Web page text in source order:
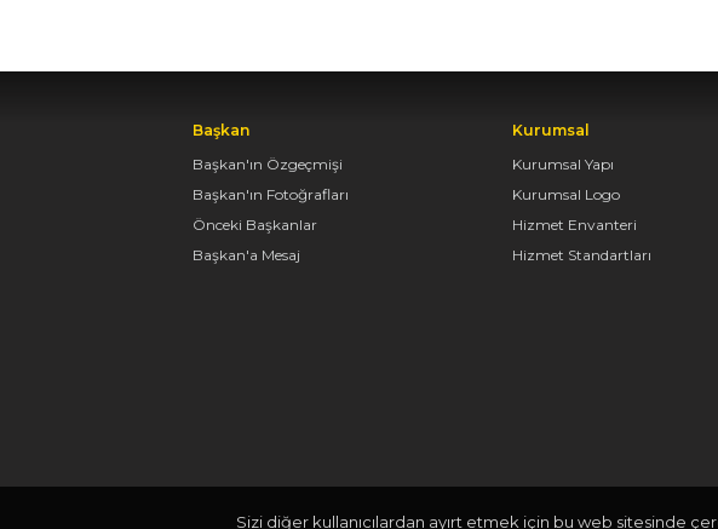
Başkan
Başkan'ın Özgeçmişi
Başkan'ın Fotoğrafları
Önceki Başkanlar
Başkan'a Mesaj
Kurumsal
Kurumsal Yapı
Kurumsal Logo
Hizmet Envanteri
Hizmet Standartları
Sizi diğer kullanıcılardan ayırt etmek için bu web sitesinde